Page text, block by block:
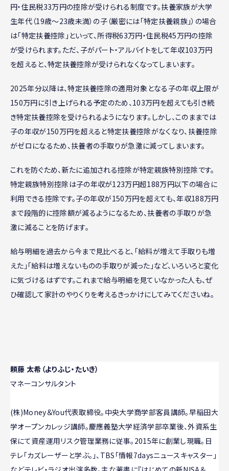
円・住民税33万円の控除が受けられる制度です。扶養家族が大学
生年代（19歳〜23歳未満）の子（厳密には「特定扶養親族」）の場合
は「特定扶養控除」といって、所得税63万円・住民税45万円の控除
が受けられます。ただ、子がパート・アルバイトをして年収103万円
を超えると、特定扶養控除が受けられなくなってしまいます。
2025年分以降は、特定扶養控除の適用対象となる子の年収上限が
150万円に引き上げられる予定のため、103万円を超えても引き続
き特定扶養控除を受けられるようになります。しかし、このままでは
子の年収が150万円を超えると特定扶養控除がなくなり、扶養控除
がゼロになるため、扶養者の手取りが急激に減ってしまいます。
これを防ぐため、新たに追加される控除が特定親族特別控除です。
特定親族特別控除は子の年収が123万円超188万円以下の場合に
利用できる控除です。子の年収が150万円を超えても、年収188万円
まで段階的に控除額が減るようになるため、扶養者の手取りが急
激に減ることを防げます。
給与明細を過去から今まで見比べると、「給料が増えて手取りも増
えた」「給料は増えないものの手取りが減った」など、いろいろと変化
に気づけるはずです。これまで給与明細を見ていなかった人も、ぜ
ひ確認して家計のやりくりを考えるきっかけにしてみてくださいね。
頼藤 太希（よりふじ・たいき）
マネーコンサルタント
(株)Money＆You代表取締役。中央大学商学部客員講師。早稲田大
学オープンカレッジ講師。慶應義塾大学経済学部卒業後、外資系生
保にて資産運用リスク管理業務に従事。2015年に創業し現職。日
テレ「カズレーザーと学ぶ。」、TBS「情報7daysニュースキャスター」